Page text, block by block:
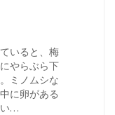
いると、梅
やらぶら下
ミノムシな
に卵がある
…